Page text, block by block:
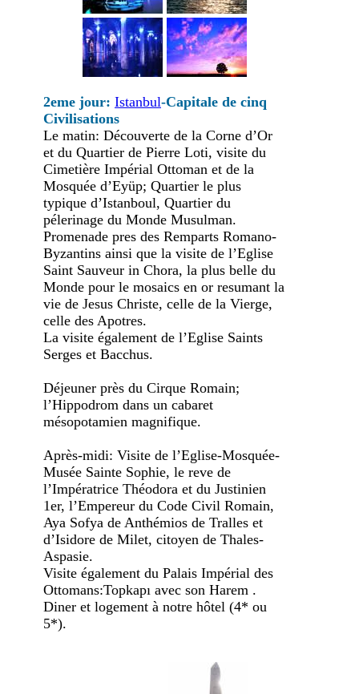
2eme jour: Istanbul-Capitale de cinq
Civilisations
Le matin: Découverte de la Corne d’Or
et du Quartier de Pierre Loti, visite du
Cimetière Impérial Ottoman et de la
Mosquée d’Eyüp; Quartier le plus
typique d’Istanboul, Quartier du
pélerinage du Monde Musulman.
Promenade pres des Remparts Romano-
Byzantins ainsi que la visite de l’Eglise
Saint Sauveur in Chora, la plus belle du
Monde pour le mosaics en or resumant la
vie de Jesus Christe, celle de la Vierge,
celle des Apotres.
La visite également de l’Eglise Saints
Serges et Bacchus.
Déjeuner près du Cirque Romain;
l’Hippodrom dans un cabaret
mésopotamien magnifique.
Après-midi: Visite de l’Eglise-Mosquée-
Musée Sainte Sophie, le reve de
l’Impératrice Théodora et du Justinien
1er, l’Empereur du Code Civil Romain,
Aya Sofya de Anthémios de Tralles et
d’Isidore de Milet, citoyen de Thales-
Aspasie.
Visite également du Palais Impérial des
Ottomans:Topkapı avec son Harem .
Diner et logement à notre hôtel (4* ou
5*).